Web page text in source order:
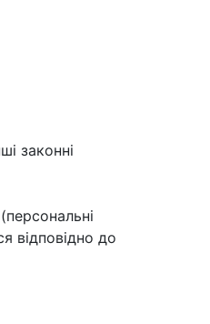
законні
відповідно до